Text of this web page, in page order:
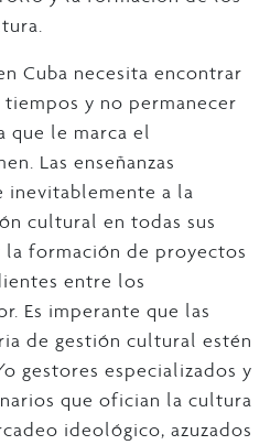
Cuba necesita encontrar
y no permanecer
que le marca el
Las enseñanzas
inevitablemente a la
cultural en todas sus
formación de proyectos
entre los
Es imperante que las
de gestión cultural estén
gestores especializados y
que ofician la cultura
ideológico, azuzados